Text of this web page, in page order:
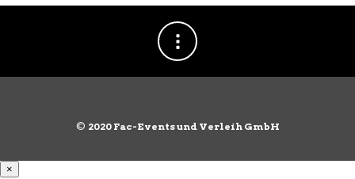
© 2020 Fac-Events und Verleih GmbH
×